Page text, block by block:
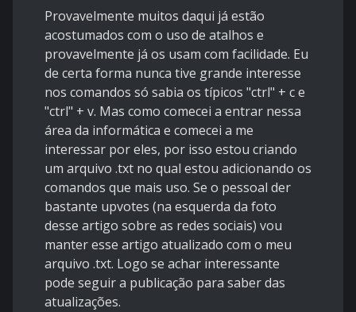
Provavelmente muitos daqui já estão
acostumados com o uso de atalhos e
provavelmente já os usam com facilidade. Eu
de certa forma nunca tive grande interesse
nos comandos só sabia os típicos "ctrl" + c e
"ctrl" + v. Mas como comecei a entrar nessa
área da informática e comecei a me
interessar por eles, por isso estou criando
um arquivo .txt no qual estou adicionando os
comandos que mais uso. Se o pessoal der
bastante upvotes (na esquerda da foto
desse artigo sobre as redes sociais) vou
manter esse artigo atualizado com o meu
arquivo .txt. Logo se achar interessante
pode seguir a publicação para saber das
atualizações.